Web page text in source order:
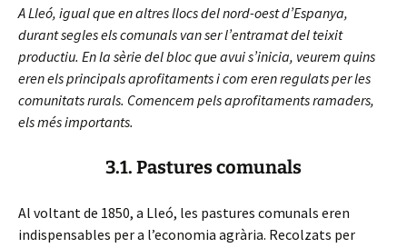
A Lleó, igual que en altres llocs del nord-oest d’Espanya,
durant segles els comunals van ser l’entramat del teixit
productiu. En la sèrie del bloc que avui s’inicia, veurem quins
eren els principals aprofitaments i com eren regulats per les
comunitats rurals. Comencem pels aprofitaments ramaders,
els més importants.
3.1. Pastures comunals
Al voltant de 1850, a Lleó, les pastures comunals eren
indispensables per a l’economia agrària. Recolzats per